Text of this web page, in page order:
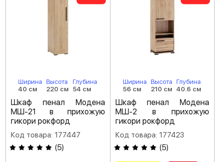
Ширина
40 см
Высота
220 см
Глубина
54 см
Шкаф пенал Модена
МШ-21 в прихожую
гикори рокфорд
Код товара: 177447
(5)
Ширина
56 см
Высота
210 см
Глубина
40.6 см
Шкаф пенал Модена
МШ-2 в прихожую
гикори рокфорд
Код товара: 177423
(5)